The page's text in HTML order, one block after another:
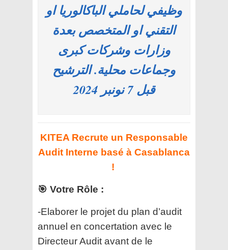
وظيفي لحاملي الباكالوريا او
التقني او المتخصص بعدة
وزارات وشركات كبرى
وجماعات محلية. الترشيح
قبل 7 نونبر 2024
KITEA Recrute un Responsable
Audit Interne basé à Casablanca
!
🎯 Votre Rôle :
-Elaborer le projet du plan d’audit
annuel en concertation avec le
Directeur Audit avant de le